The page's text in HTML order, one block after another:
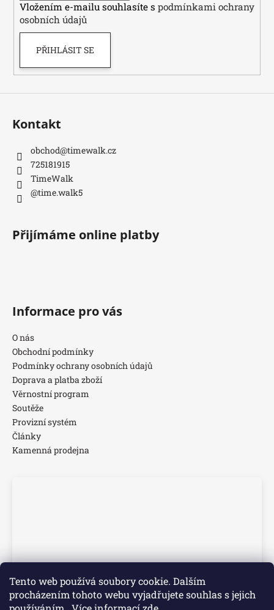
Tento web používá soubory cookie. Dalším
procházením tohoto webu vyjadřujete souhlas s jejich
Vložením e-mailu souhlasíte s podmínkami ochrany
osobních údajů
PŘIHLÁSIT SE
Kontakt
obchod@timewalk.cz
725181915
TimeWalk
@time.walk5
Přijímáme online platby
Informace pro vás
O nás
Obchodní podmínky
Podmínky ochrany osobních údajů
Doprava a platba zboží
Věrnostní program
Soutěže
Provizní systém
Články
Kamenná prodejna